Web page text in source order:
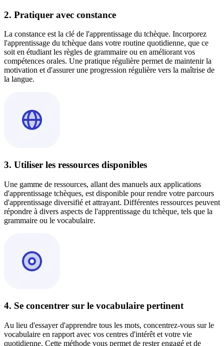
2. Pratiquer avec constance
La constance est la clé de l'apprentissage du tchèque. Incorporez
l'apprentissage du tchèque dans votre routine quotidienne, que ce
soit en étudiant les règles de grammaire ou en améliorant vos
compétences orales. Une pratique régulière permet de maintenir la
motivation et d'assurer une progression régulière vers la maîtrise de
la langue.
3. Utiliser les ressources disponibles
Une gamme de ressources, allant des manuels aux applications
d'apprentissage tchèques, est disponible pour rendre votre parcours
d'apprentissage diversifié et attrayant. Différentes ressources peuvent
répondre à divers aspects de l'apprentissage du tchèque, tels que la
grammaire ou le vocabulaire.
4. Se concentrer sur le vocabulaire pertinent
Au lieu d'essayer d'apprendre tous les mots, concentrez-vous sur le
vocabulaire en rapport avec vos centres d'intérêt et votre vie
quotidienne. Cette méthode vous permet de rester engagé et de